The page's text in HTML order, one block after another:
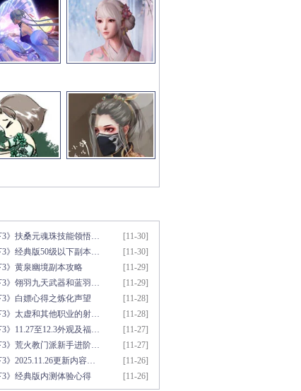
[11-30]
3》扶桑元魂珠技能领悟…
[11-30]
3》经典版50级以下副本…
[11-29]
3》黄泉幽境副本攻略
[11-29]
3》翎羽九天武器和蓝羽…
[11-28]
3》白嫖心得之炼化声望
[11-28]
3》太虚和其他职业的射…
[11-27]
3》11.27至12.3外观及福…
[11-27]
3》荒火教门派新手进阶…
[11-26]
3》2025.11.26更新内容…
[11-26]
3》经典版内测体验心得